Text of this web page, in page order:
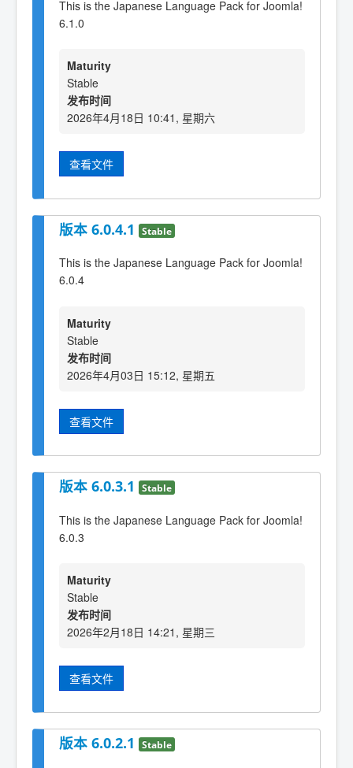
This is the Japanese Language Pack for Joomla!
6.1.0
Maturity
Stable
发布时间
2026年4月18日 10:41, 星期六
查看文件
版本 6.0.4.1 Stable
This is the Japanese Language Pack for Joomla!
6.0.4
Maturity
Stable
发布时间
2026年4月03日 15:12, 星期五
查看文件
版本 6.0.3.1 Stable
This is the Japanese Language Pack for Joomla!
6.0.3
Maturity
Stable
发布时间
2026年2月18日 14:21, 星期三
查看文件
版本 6.0.2.1 Stable